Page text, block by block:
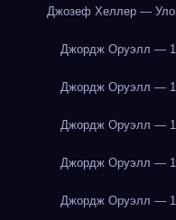
Джозеф Хеллер —
Джордж Оруэлл —
Джордж Оруэлл —
Джордж Оруэлл —
Джордж Оруэлл —
Джордж Оруэлл —